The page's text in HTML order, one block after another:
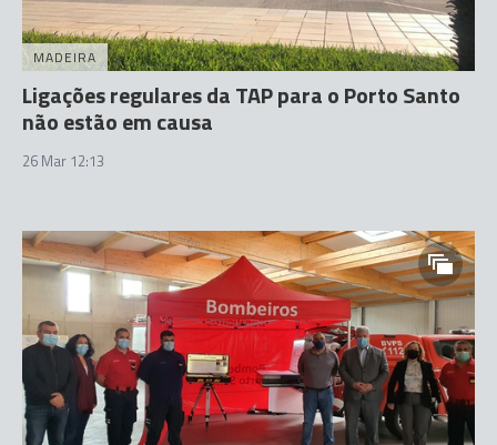
MADEIRA
Ligações regulares da TAP para o Porto Santo
não estão em causa
26 Mar 12:13